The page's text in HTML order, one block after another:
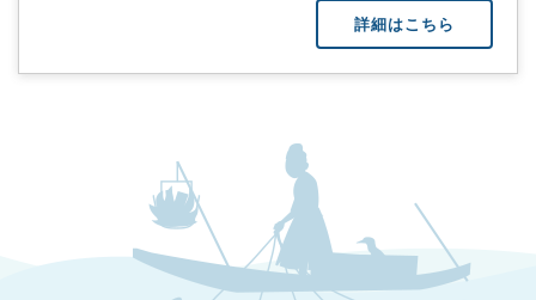
詳細はこちら